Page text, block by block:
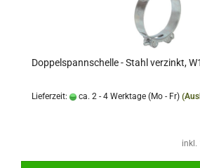
Doppelspannschelle - Stahl verzinkt, W1
Lieferzeit: ca. 2 - 4 Werktage (Mo - Fr)
inkl.